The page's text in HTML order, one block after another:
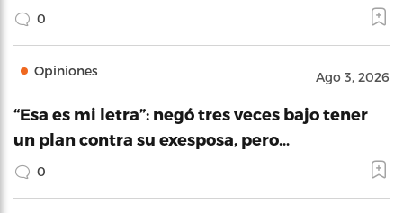
0
Opiniones Ago 3, 2026
“Esa es mi letra”: negó tres veces bajo tener
un plan contra su exesposa, pero…
0